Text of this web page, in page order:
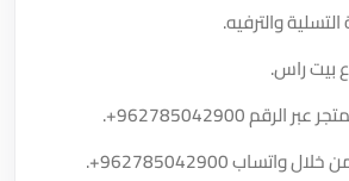
والترفيه.
بيت راس.
عبر الرقم+962785042900
.
خلال واتساب+962785042900
.